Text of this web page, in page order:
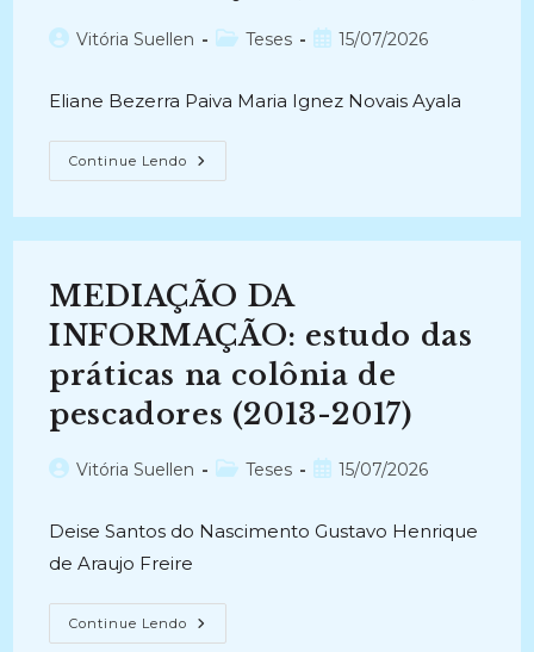
AutorVitória Suellen
Categoria
Teses
Post15/07/2026
Eliane Bezerra Paiva Maria Ignez Novais Ayala
Continue Lendo NARRATIVAS
INDÍGENAS:
Constituindo-
Em
Fontes
De
Informação
(2009-
MEDIAÇÃO DA
INFORMAÇÃO: estudo das
práticas na colônia de
pescadores (2013-2017)
AutorVitória Suellen
Categoria
Teses
Post15/07/2026
Deise Santos do Nascimento Gustavo Henrique
de Araujo Freire
Continue Lendo MEDIAÇÃO
DA